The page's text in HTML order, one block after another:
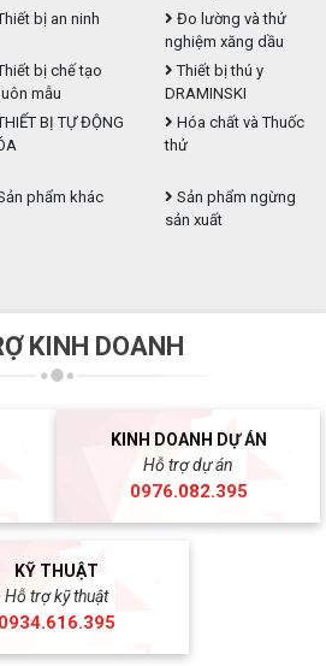
bị an ninh
Đo lường và thử
nghiệm xăng dầu
bị chế tạo
mẫu
Thiết bị thú y
DRAMINSKI
BỊ TỰ ĐỘNG
Hóa chất và Thuốc
thử
phẩm khác
Sản phẩm ngừng
sản xuất
KINH DOANH
KINH DOANH DỰ ÁN
Hỗ trợ dự án
0976.082.395
KỸ THUẬT
Hỗ trợ kỹ thuật
0934.616.395